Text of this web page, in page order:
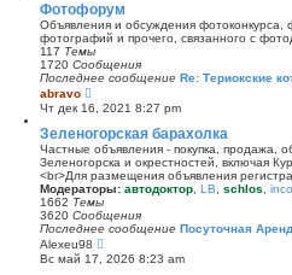
е
н
и
д
н
е
м
у
с
о
о
щ
е
н
и
ю
т
и
о
л
д
н
е
м
у
о
щ
Фотофорум
Объявления и обсуждения фотоконкурса,
фотографий и прочего, связанного с
117 Темы
1720 Сообщения
Последнее сообщение Re: Териокские
abravo
е
р
е
й
т
и
к
п
о
с
л
е
д
Чт дек 16, 2021 8:27 pm
Зеленогорская барахолка
Частные объявления - покупка, продажа,
Зеленогорска и окрестностей, включая
<br>Для размещения объявления
Модераторы: автодоктор LB schlos
1662 Темы
3620 Сообщения
Последнее сообщение Посуточная
Alexeu98
е
р
Вс май 17, 2026 8:23 am